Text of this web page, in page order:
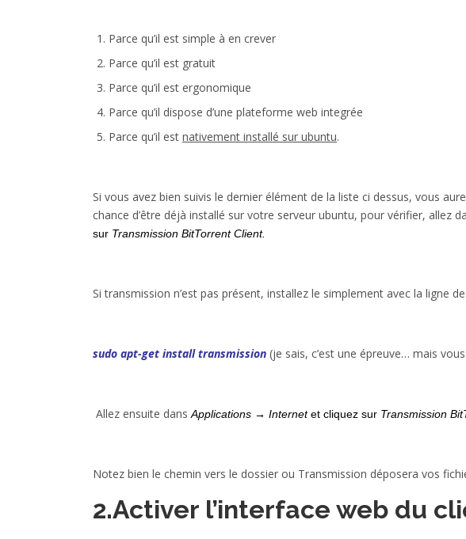
Parce qu’il est simple à en crever
Parce qu’il est gratuit
Parce qu’il est ergonomique
Parce qu’il dispose d’une plateforme web integrée
Parce qu’il est nativement installé sur ubuntu.
Si vous avez bien suivis le dernier élément de la liste ci dessus, vous
chance d’être déjà installé sur votre serveur ubuntu, pour vérifier, allez
sur Transmission BitTorrent Client.
Si transmission n’est pas présent, installez le simplement avec la ligne
sudo apt-get install transmission (je sais, c’est une épreuve… mais
Allez ensuite dansApplications → Internet et cliquez sur Transmission
Notez bien le chemin vers le dossier ou Transmission déposera vos
2.Activer l’interface web du